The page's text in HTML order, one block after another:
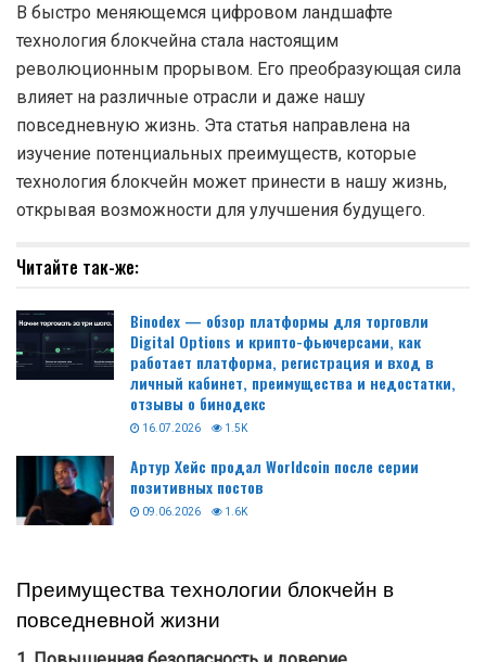
В быстро меняющемся цифровом ландшафте
технология блокчейна стала настоящим
революционным прорывом. Его преобразующая сила
влияет на различные отрасли и даже нашу
повседневную жизнь. Эта статья направлена на
изучение потенциальных преимуществ, которые
технология блокчейн может принести в нашу жизнь,
открывая возможности для улучшения будущего.
Читайте так-же:
Binodex — обзор платформы для торговли
Digital Options и крипто-фьючерсами, как
работает платформа, регистрация и вход в
личный кабинет, преимущества и недостатки,
отзывы о бинодекс
16.07.2026 1.5K
Артур Хейс продал Worldcoin после серии
позитивных постов
09.06.2026 1.6K
Преимущества технологии блокчейн в
повседневной жизни